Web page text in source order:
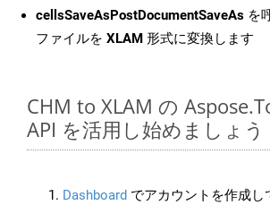
cellsSaveAsPostDocumentSaveAs を
ファイルを XLAM 形式に変換します
CHM to XLAM の
API を活用し始めましょう
Dashboard でアカウントを作成し